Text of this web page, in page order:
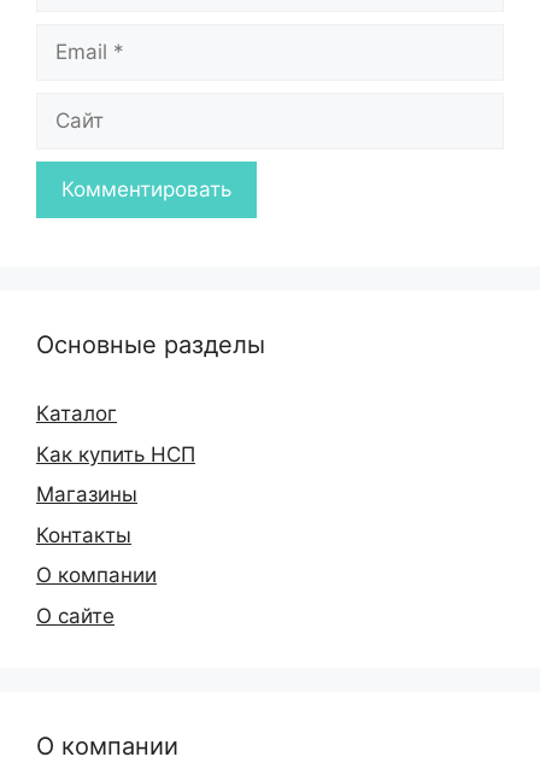
Email
Сайт
Основные разделы
Каталог
Как купить НСП
Магазины
Контакты
О компании
О сайте
О компании